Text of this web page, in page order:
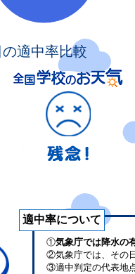
適中率比較
適中率について
①気象庁では降水の
②気象庁では、その
③適中判定の代表地